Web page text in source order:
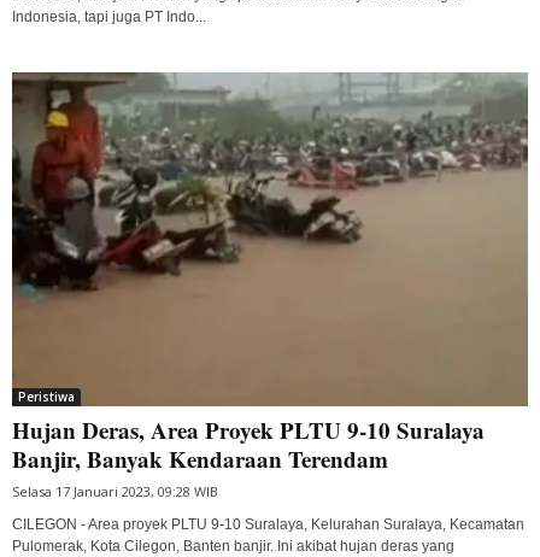
Indonesia, tapi juga PT Indo...
Peristiwa
Hujan Deras, Area Proyek PLTU 9-10 Suralaya
Banjir, Banyak Kendaraan Terendam
Selasa 17 Januari 2023, 09:28 WIB
CILEGON - Area proyek PLTU 9-10 Suralaya, Kelurahan Suralaya, Kecamatan
Pulomerak, Kota Cilegon, Banten banjir. Ini akibat hujan deras yang